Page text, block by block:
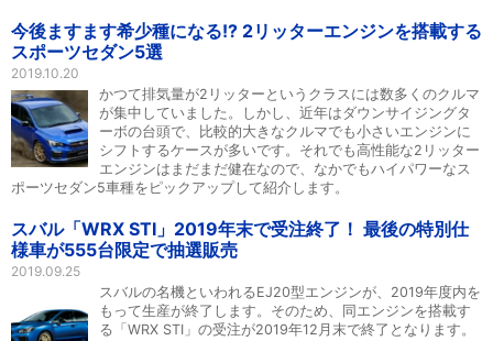
今後ますます希少種になる!? 2リッターエンジンを搭載する
スポーツセダン5選
2019.10.20
かつて排気量が2リッターというクラスには数多くのクルマ
が集中していました。しかし、近年はダウンサイジングタ
ーボの台頭で、比較的大きなクルマでも小さいエンジンに
シフトするケースが多いです。それでも高性能な2リッター
エンジンはまだまだ健在なので、なかでもハイパワーなス
ポーツセダン5車種をピックアップして紹介します。
スバル「WRX STI」2019年末で受注終了！ 最後の特別仕
様車が555台限定で抽選販売
2019.09.25
スバルの名機といわれるEJ20型エンジンが、2019年度内を
もって生産が終了します。そのため、同エンジンを搭載す
る「WRX STI」の受注が2019年12月末で終了となります。